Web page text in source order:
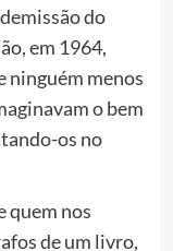
do
em 1964,
ninguém menos
o bem
os no
quem nos
de um livro,